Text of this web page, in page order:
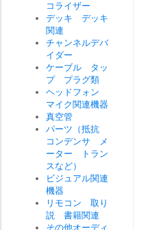
コライザー
デッキ デッキ
関連
チャンネルデバ
イダー
ケーブル タッ
プ プラグ類
ヘッドフォン
マイク関連機器
真空管
パーツ（抵抗
コンデンサ メ
ーター トラン
スなど）
ビジュアル関連
機器
リモコン 取り
説 書籍関連
その他オーディ